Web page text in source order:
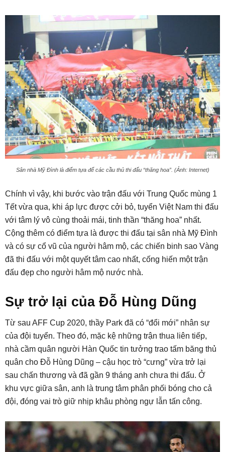
Sân nhà Mỹ Đình là điểm tựa để các cầu thủ thi đấu “thăng hoa”. (Ảnh: Internet)
Chính vì vậy, khi bước vào trận đấu với Trung Quốc mùng 1
Tết vừa qua, khi áp lực được cởi bỏ, tuyển Việt Nam thi đấu
với tâm lý vô cùng thoải mái, tinh thần “thăng hoa” nhất.
Cộng thêm có điểm tựa là được thi đấu tại sân nhà Mỹ Đình
và có sự cổ vũ của người hâm mộ, các chiến binh sao Vàng
đã thi đấu với một quyết tâm cao nhất, cống hiến một trận
đấu đẹp cho người hâm mộ nước nhà.
Sự trở lại của Đỗ Hùng Dũng
Từ sau AFF Cup 2020, thầy Park đã có “đổi mới” nhân sự
của đội tuyển. Theo đó, mặc kệ những trận thua liên tiếp,
nhà cầm quân người Hàn Quốc tin tưởng trao tấm băng thủ
quân cho Đỗ Hùng Dũng – cậu học trò “cưng” vừa trở lại
sau chấn thương và đã gần 9 tháng anh chưa thi đấu. Ở
khu vực giữa sân, anh là trung tâm phân phối bóng cho cả
đội, đóng vai trò giữ nhịp khâu phòng ngự lẫn tấn công.